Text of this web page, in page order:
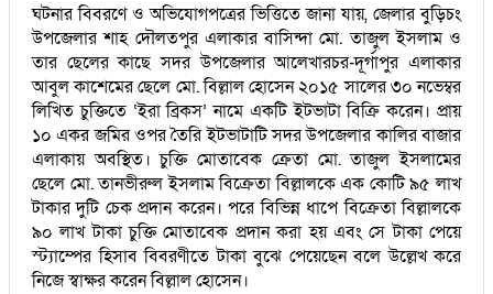
ঘটনার বিবরণে ও অভিযোগপত্রের ভিত্তিতে জানা যায়, জেলার বুড়িচং
উপজেলার শাহ দৌলতপুর এলাকার বাসিন্দা মো. তাজুল ইসলাম ও
তার ছেলের কাছে সদর উপজেলার আলেখারচর-দূর্গাপুর এলাকার
আবুল কাশেমের ছেলে মো. বিল্লাল হোসেন ২০১৫ সালের ৩০ নভেম্বর
লিখিত চুক্তিতে ‘ইরা ব্রিকস’ নামে একটি ইটভাটা বিক্রি করেন। প্রায়
১০ একর জমির ওপর তৈরি ইটভাটাটি সদর উপজেলার কালির বাজার
এলাকায় অবস্থিত। চুক্তি মোতাবেক ক্রেতা মো. তাজুল ইসলামের
ছেলে মো. তানভীরুল ইসলাম বিক্রেতা বিল্লালকে এক কোটি ৯৫ লাখ
টাকার দুটি চেক প্রদান করেন। পরে বিভিন্ন ধাপে বিক্রেতা বিল্লালকে
৯০ লাখ টাকা চুক্তি মোতাবেক প্রদান করা হয় এবং সে টাকা পেয়ে
স্ট্যাম্পের হিসাব বিবরণীতে টাকা বুঝে পেয়েছেন বলে উল্লেখ করে
নিজে স্বাক্ষর করেন বিল্লাল হোসেন।